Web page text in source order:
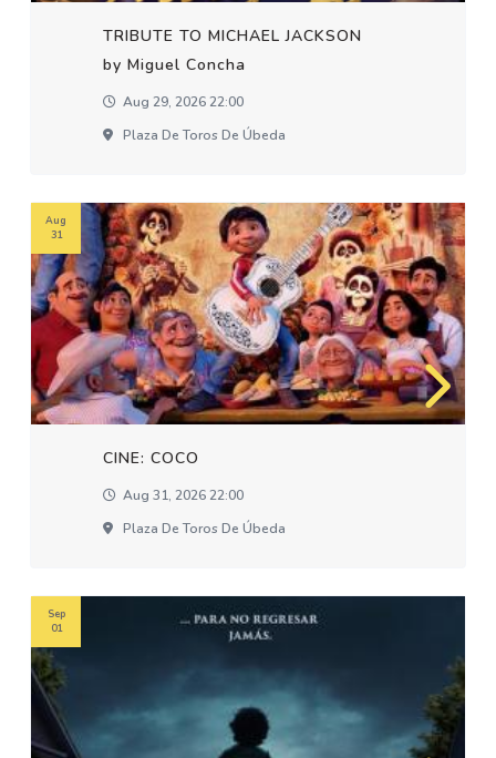
TRIBUTE TO MICHAEL JACKSON
by Miguel Concha
Aug 29, 2026 22:00
Plaza De Toros De Úbeda
CINE: COCO
Aug 31, 2026 22:00
Plaza De Toros De Úbeda
Aug
31
Sep
01